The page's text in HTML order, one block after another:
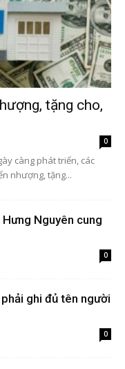
tặng cho,
0
càng phát triển, các
nhượng, tặng...
Nguyên cung
0
ghi đủ tên người
0